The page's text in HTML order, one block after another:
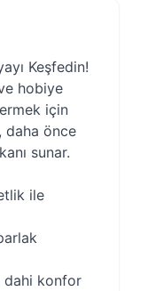
Keşfedin!
hobiye
için
daha önce
sunar.
ile
dahi konfor